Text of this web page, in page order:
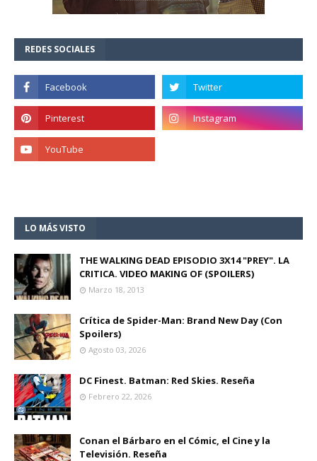
REDES SOCIALES
LO MÁS VISTO
THE WALKING DEAD EPISODIO 3X14 "PREY". LA
CRITICA. VIDEO MAKING OF (SPOILERS)
Marzo 18, 2013
Crítica de Spider-Man: Brand New Day (Con
Spoilers)
Agosto 03, 2026
DC Finest. Batman: Red Skies. Reseña
Febrero 22, 2026
Conan el Bárbaro en el Cómic, el Cine y la
Televisión. Reseña